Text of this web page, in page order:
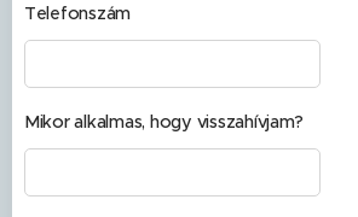
Telefonszám
Mikor alkalmas, hogy visszahívjam?